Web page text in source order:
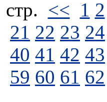
стp. << 1 2
21 22 23 24
40 41 42 43
59 60 61 62